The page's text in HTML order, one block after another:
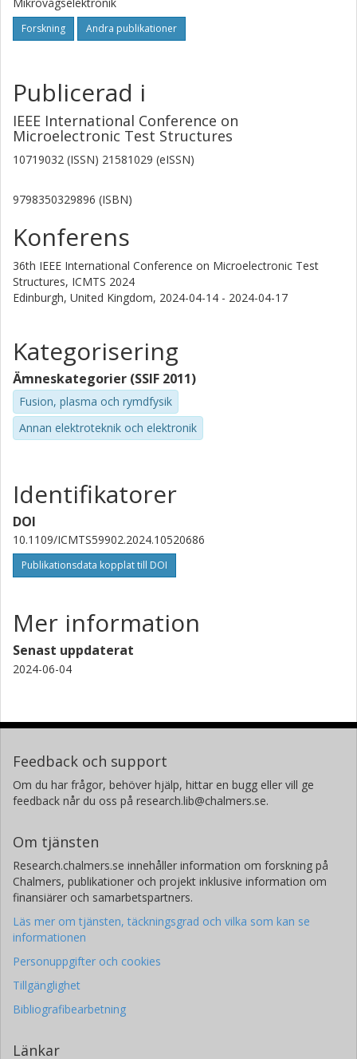
Forskning Andra publikationer
Publicerad i
IEEE International Conference on
Microelectronic Test Structures
10719032 (ISSN) 21581029 (eISSN)
9798350329896 (ISBN)
Konferens
36th IEEE International Conference on Microelectronic Test
Structures, ICMTS 2024
Edinburgh, United Kingdom, 2024-04-14 - 2024-04-17
Kategorisering
Ämneskategorier (SSIF 2011)
Fusion, plasma och rymdfysik
Annan elektroteknik och elektronik
Identifikatorer
DOI
10.1109/ICMTS59902.2024.10520686
Publikationsdata kopplat till DOI
Mer information
Senast uppdaterat
2024-06-04
Feedback och support
Om du har frågor, behöver hjälp, hittar en bugg eller vill ge
feedback når du oss på research.lib@chalmers.se.
Om tjänsten
Research.chalmers.se innehåller information om forskning på
Chalmers, publikationer och projekt inklusive information om
finansiärer och samarbetspartners.
Läs mer om tjänsten, täckningsgrad och vilka som kan se
informationen
Personuppgifter och cookies
Tillgänglighet
Bibliografibearbetning
Länkar